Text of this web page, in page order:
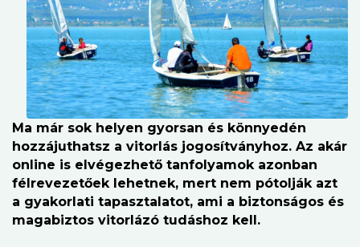
Ma már sok helyen gyorsan és könnyedén
hozzájuthatsz a vitorlás jogosítványhoz. Az akár
online is elvégezhető tanfolyamokazonban
félrevezetőek lehetnek, mert nem pótolják azt
a gyakorlati tapasztalatot, ami a biztonságos és
magabiztos vitorlázó tudáshoz kell.